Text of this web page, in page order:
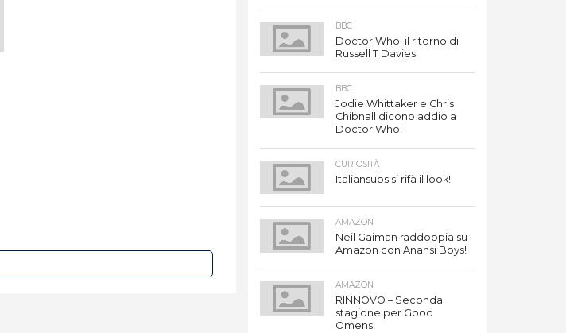
BBC
Doctor Who: il ritorno di
Russell T Davies
BBC
Jodie Whittaker e Chris
Chibnall dicono addio a
Doctor Who!
CURIOSITÀ
Italiansubs si rifà il look!
AMAZON
Neil Gaiman raddoppia su
Amazon con Anansi Boys!
AMAZON
RINNOVO – Seconda
stagione per Good
Omens!